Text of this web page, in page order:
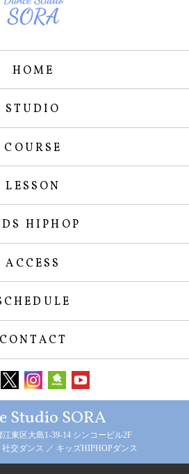
HOME
STUDIO
COURSE
LESSON
HIPHOP
ACCESS
CONTACT
Studio SORA
江東区大島1-39-14 シンコービル2F
交ダンス ／ キッズHIPHOPダンス